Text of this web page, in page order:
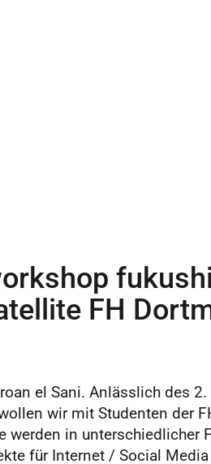
FH
el Sani. Anlässlich des
wir mit Studenten der
werden in
für Internet / Social